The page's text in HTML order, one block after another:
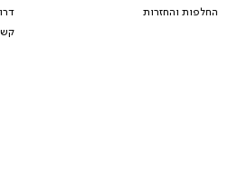
החלפות והחזרות